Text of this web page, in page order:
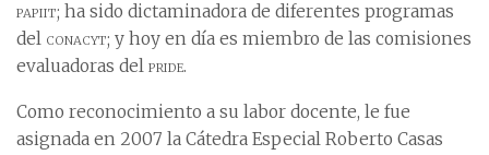
papiit; ha sido dictaminadora de diferentes programas
del conacyt; y hoy en día es miembro de las comisiones
evaluadoras del pride.
Como reconocimiento a su labor docente, le fue
asignada en 2007 la Cátedra Especial Roberto Casas